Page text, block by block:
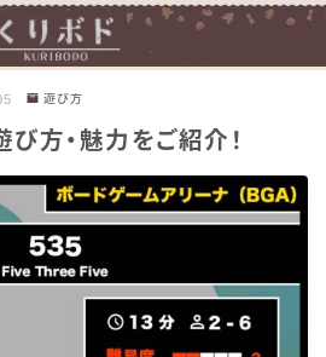
遊び方
び方・魅力をご紹介！